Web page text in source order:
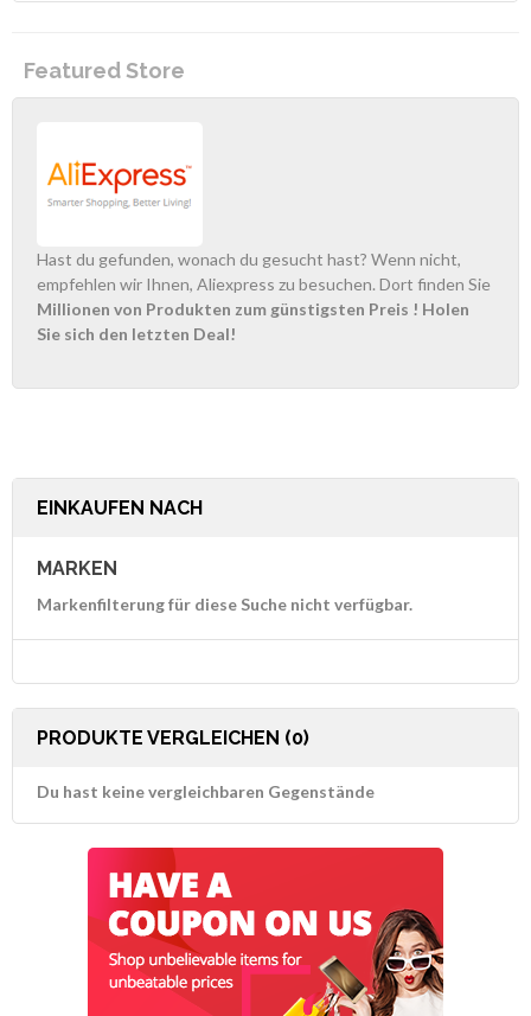
Featured Store
Hast du gefunden, wonach du gesucht hast? Wenn nicht,
empfehlen wir Ihnen, Aliexpress zu besuchen. Dort finden Sie
Millionen von Produkten zum günstigsten Preis ! Holen
Sie sich den letzten Deal!
EINKAUFEN NACH
MARKEN
Markenfilterung für diese Suche nicht verfügbar.
PRODUKTE VERGLEICHEN (0)
Du hast keine vergleichbaren Gegenstände